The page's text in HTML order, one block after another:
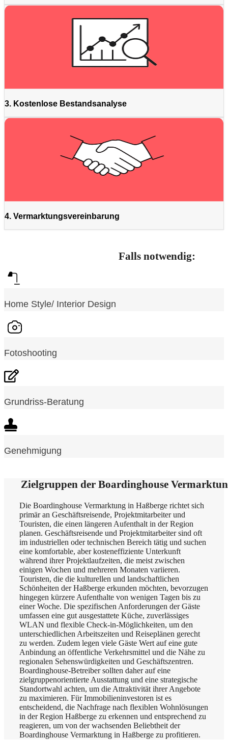
3. Kostenlose Bestandsanalyse
4. Vermarktungsvereinbarung
Falls notwendig:
Home Style/ Interior Design
Fotoshooting
Grundriss-Beratung
Genehmigung
Zielgruppen der Boardinghouse
Die Boardinghouse Vermarktung in Haßberge richtet sich
primär an Geschäftsreisende, Projektmitarbeiter und
Touristen, die einen längeren Aufenthalt in der Region
planen. Geschäftsreisende und Projektmitarbeiter sind oft
im industriellen oder technischen Bereich tätig und suchen
eine komfortable, aber kosteneffiziente Unterkunft
während ihrer Projektlaufzeiten, die meist zwischen
einigen Wochen und mehreren Monaten variieren.
Touristen, die die kulturellen und landschaftlichen
Schönheiten der Haßberge erkunden möchten, bevorzugen
hingegen kürzere Aufenthalte von wenigen Tagen bis zu
einer Woche. Die spezifischen Anforderungen der Gäste
umfassen eine gut ausgestattete Küche, zuverlässiges
WLAN und flexible Check-in-Möglichkeiten, um den
unterschiedlichen Arbeitszeiten und Reiseplänen gerecht
zu werden. Zudem legen viele Gäste Wert auf eine gute
Anbindung an öffentliche Verkehrsmittel und die Nähe zu
regionalen Sehenswürdigkeiten und Geschäftszentren.
Boardinghouse-Betreiber sollten daher auf eine
zielgruppenorientierte Ausstattung und eine strategische
Standortwahl achten, um die Attraktivität ihrer Angebote
zu maximieren. Für Immobilieninvestoren ist es
entscheidend, die Nachfrage nach flexiblen Wohnlösungen
in der Region Haßberge zu erkennen und entsprechend zu
reagieren, um von der wachsenden Beliebtheit der
Boardinghouse Vermarktung in Haßberge zu profitieren.